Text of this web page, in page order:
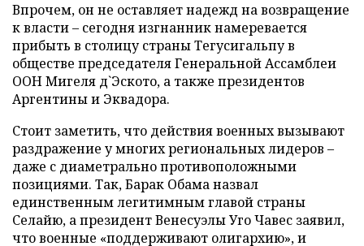
Впрочем, он не оставляет надежд на возвращение
к власти – сегодня изгнанник намеревается
прибыть в столицу страны Тегусигальпу в
обществе председателя Генеральной Ассамблеи
ООН Мигеля д`Эското, а также президентов
Аргентины и Эквадора.
Стоит заметить, что действия военных вызывают
раздражение у многих региональных лидеров –
даже с диаметрально противоположными
позициями. Так, Барак Обама назвал
единственным легитимным главой страны
Селайю, а президент Венесуэлы Уго Чавес заявил,
что военные «поддерживают олигархию», и